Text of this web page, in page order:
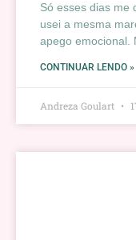
Só esses dias me
usei a mesma
apego emocional.
CONTINUAR LENDO »
Andreza Goulart